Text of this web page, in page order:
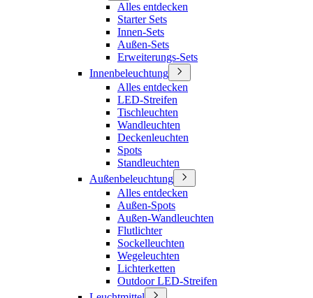
Alles entdecken
Starter Sets
Innen-Sets
Außen-Sets
Erweiterungs-Sets
Innenbeleuchtung
Alles entdecken
LED-Streifen
Tischleuchten
Wandleuchten
Deckenleuchten
Spots
Standleuchten
Außenbeleuchtung
Alles entdecken
Außen-Spots
Außen-Wandleuchten
Flutlichter
Sockelleuchten
Wegeleuchten
Lichterketten
Outdoor LED-Streifen